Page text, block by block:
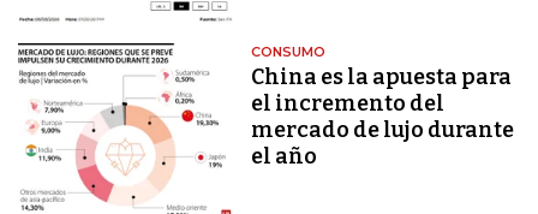
CONSUMO
China es la apuesta para
el incremento del
mercado de lujo durante
el año